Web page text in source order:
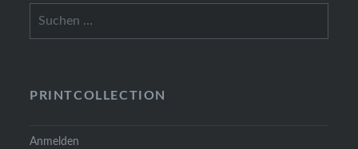
PRINTCOLLECTION
Anmelden